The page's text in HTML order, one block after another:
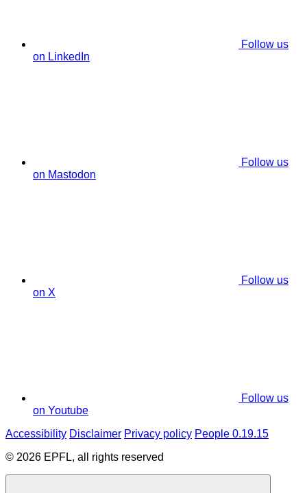
Follow us
on LinkedIn
Follow us
on Mastodon
Follow us
on X
Follow us
on Youtube
Accessibility Disclaimer Privacy policy People 0.19.15
© 2026 EPFL, all rights reserved